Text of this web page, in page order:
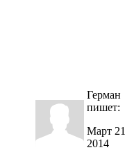
Герман
пишет:
Март
2014